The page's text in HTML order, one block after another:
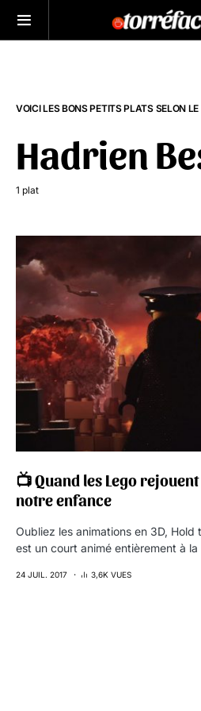
VOICI LES BONS PETITS PLATS SELON
Hadrien
1 plat
📺 Quand les Lego
notre enfance
Oubliez les animations en 3D, Hold
est un court animé entièrement à
24 JUIL. 2017 3,6K VUES